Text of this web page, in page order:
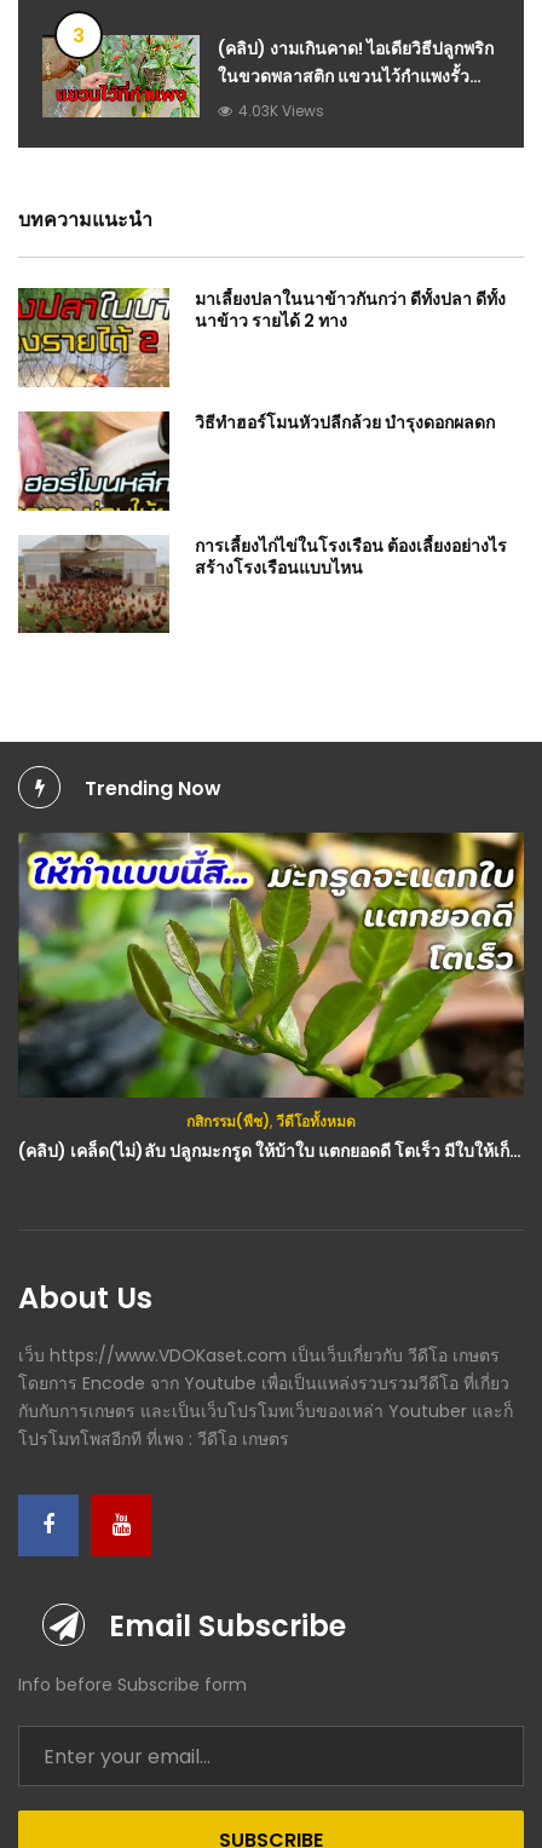
3
(คลิป) งามเกินคาด! ไอเดียวิธีปลูกพริก
ในขวดพลาสติก แขวนไว้กำแพงรั้ว
บ้าน4.03K Views
บทความแนะนำ
มาเลี้ยงปลาในนาข้าวกันกว่า ดีทั้งปลา ดีทั้ง
นาข้าว รายได้ 2 ทาง
วิธีทำฮอร์โมนหัวปลีกล้วย บำรุงดอกผลดก
การเลี้ยงไก่ไข่ในโรงเรือน ต้องเลี้ยงอย่างไร
สร้างโรงเรือนแบบไหน
Trending Now
กสิกรรม(พืช),วีดีโอทั้งหมด
(คลิป) เคล็ด(ไม่)ลับ ปลูกมะกรูด ให้บ้าใบ แตกยอดดี โตเร็ว มีใบให้เก็บได้ตลอด
About Us
เว็บ https://www.VDOKaset.com เป็นเว็บเกี่ยวกับ วีดีโอ เกษตร
โดยการ Encode จาก Youtube เพื่อเป็นแหล่งรวบรวมวีดีโอ ที่เกี่ยว
กับกับการเกษตร และเป็นเว็บโปรโมทเว็บของเหล่า Youtuber และก็
โปรโมทโพสอีกที ที่เพจ : วีดีโอ เกษตร
Email Subscribe
Info before Subscribe form
SUBSCRIBE